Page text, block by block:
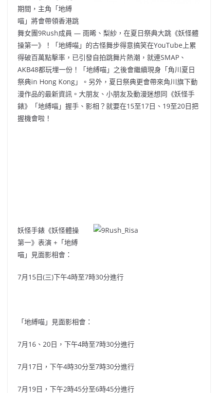
期間，主角「地縛
喵」將會帶領香港跳
舞女團9Rush成員 — 雨晞、梨紗，在夏日祭典大跳《妖怪體
操第一》！「地縛喵」的古怪舞步得意搞笑在YouTube上累
得破百萬點擊率，已引發自拍跳舞片熱潮，就連SMAP、
AKB48都玩埋一份！「地縛喵」之後會繼續現身「角川夏日
祭典in Hong Kong」。另外，夏日祭典更會帶來角川旗下動
漫作品的最新資訊。大朋友、小朋友及動漫迷想同《妖怪手
錶》「地縛喵」握手、影相？就要在15至17日、19至20日把
握機會啦！
妖怪手錶《妖怪體操
第一》表演 +「地縛
喵」見面影相會：
7月15日(三)下午4時至7時30分進行
「地縛喵」見面影相會：
7月16、20日，下午4時至7時30分進行
7月17日，下午4時30分至7時30分進行
7月19日，下午2時45分至6時45分進行